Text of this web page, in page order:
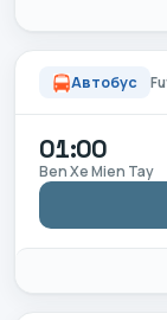
Автобус
01:00
Ben Xe Mien Tay